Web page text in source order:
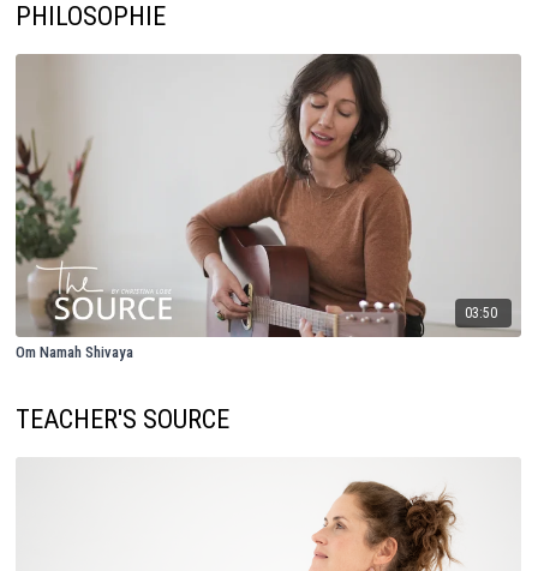
PHILOSOPHIE
03:50
Om Namah Shivaya
TEACHER'S SOURCE